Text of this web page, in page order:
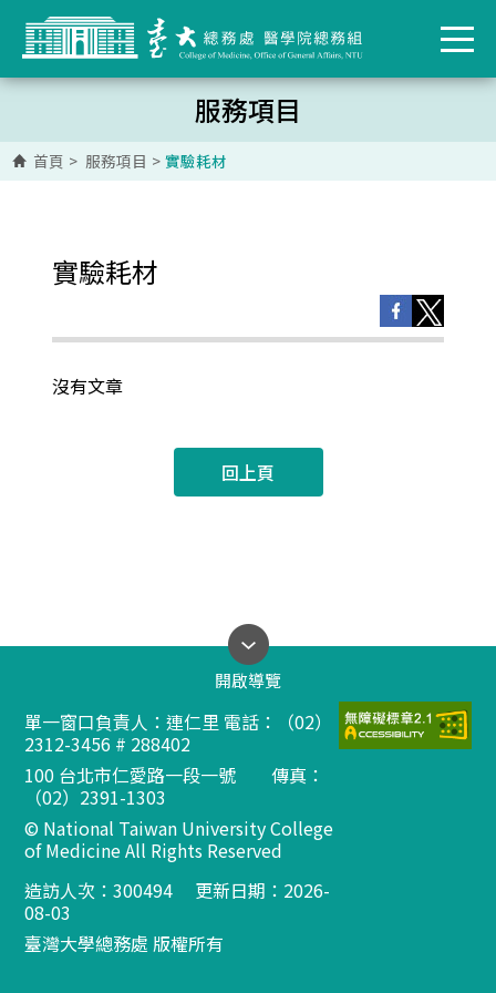
服務項目
首頁 > 服務項目 > 實驗耗材
實驗耗材
沒有文章
回上頁
開啟導覽
單一窗口負責人：連仁里 電話：（02）
2312-3456 # 288402
100 台北市仁愛路一段一號 傳真：
（02）2391-1303
© National Taiwan University College
of Medicine All Rights Reserved
造訪人次：300494
更新日期：2026-
08-03
臺灣大學總務處 版權所有